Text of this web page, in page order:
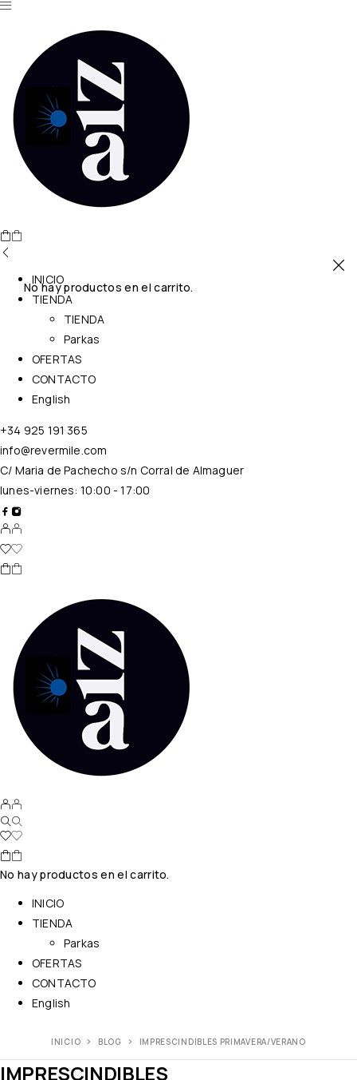
No hay productos en el carrito.
INICIO
TIENDA
TIENDA
Parkas
OFERTAS
CONTACTO
English
+34 925 191 365
info@revermile.com
C/ Maria de Pachecho s/n Corral de Almaguer
lunes-viernes: 10:00 - 17:00
No hay productos en el carrito.
INICIO
TIENDA
Parkas
OFERTAS
CONTACTO
English
INICIO BLOG IMPRESCINDIBLES PRIMAVERA/VERANO
IMPRESCINDIBLES